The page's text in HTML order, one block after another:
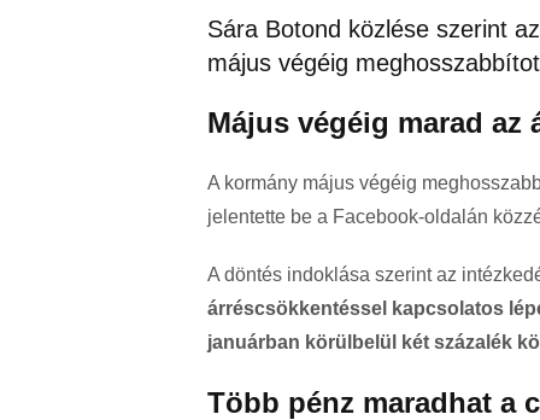
Sára Botond közlése szerint
május végéig
Május végéig marad az
A kormány május végéig
jelentette be a Facebook-oldalán
A döntés indoklása szerint az
árréscsökkentéssel kapcsolatos
januárban körülbelül két százalék
Több pénz maradhat a